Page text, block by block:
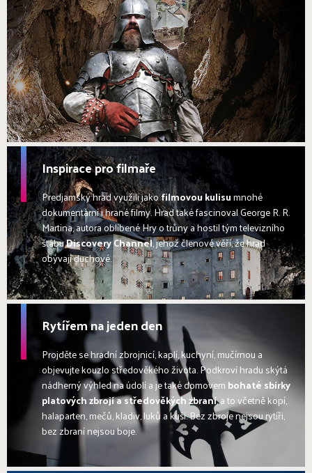
Inspirace pro filmaře
Predjamský hrad využili jakofilmovou kulisumnohé
dokumentární i hrané filmy. Hrad také fascinoval George R. R.
Martina, autora oblíbené Hry o trůny a hostil tým televizního
štábuDiscovery Channel, jehož členové věří, že hrad
obývají duchové.
Rytířem na jeden den
Projděte se hradní zbrojnicí, kaplí, kuchyní, mučírnou a
objevujte kouzlo středověkého života. Podkroví hradu skýtá
nádherný výhled na údolí a je také domovem bohaté sbírky
platových zbrojí a středověkých zbraní, a to včetně kopí,
halaparten, mečů, kladiv, luků a kuší. Bez zbroje nejsou rytíři,
bez zbraní nejsou boje.